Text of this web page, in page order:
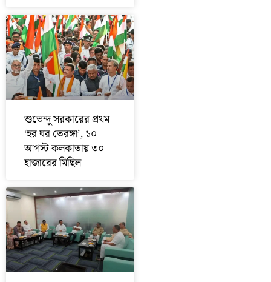
শুভেন্দু সরকারের প্রথম
‘হর ঘর তেরঙ্গা’, ১০
আগস্ট কলকাতায় ৩০
হাজারের মিছিল